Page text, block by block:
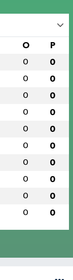
O P
0 0
0 0
0 0
0 0
0 0
0 0
0 0
0 0
0 0
0 0